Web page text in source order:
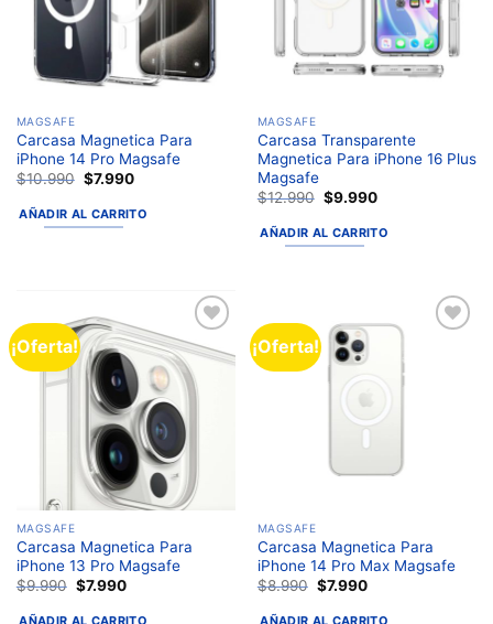
MAGSAFE
Carcasa Magnetica Para
iPhone 14 Pro Magsafe
$10.990 $7.990
AÑADIR AL CARRITO
MAGSAFE
Carcasa Transparente
Magnetica Para iPhone 16 Plus
Magsafe
$12.990 $9.990
AÑADIR AL CARRITO
¡Oferta!
Añadir
a la
lista de
deseos
MAGSAFE
Carcasa Magnetica Para
iPhone 13 Pro Magsafe
$9.990 $7.990
¡Oferta!
MAGSAFE
Carcasa Magnetica Para
iPhone 14 Pro Max Magsafe
$8.990 $7.990